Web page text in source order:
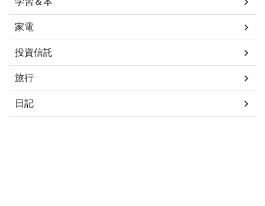
家電
投資信託
旅行
日記